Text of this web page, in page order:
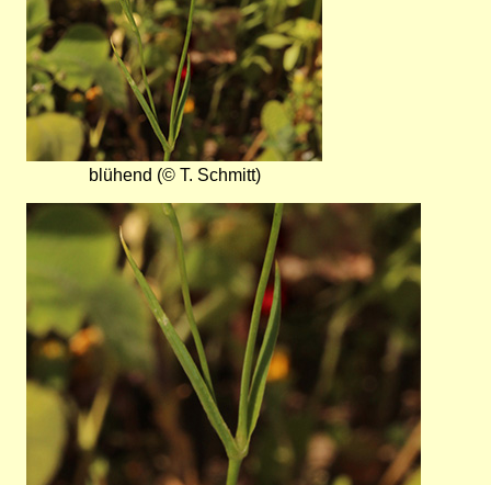
blühend (© T. Schmitt)
Bild